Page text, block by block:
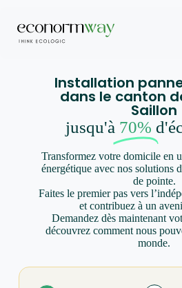
Installation
dans le canton
Saillon
jusqu'à 70%
Transformez votre domicile en
énergétique avec nos solutions
de pointe.
Faites le premier pas vers
et contribuez à un
Demandez dès maintenant
découvrez comment nous
monde.